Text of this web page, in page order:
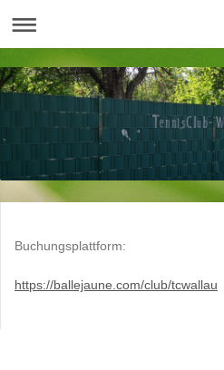
Buchungsplattform:
https://ballejaune.com/club/tcwallau